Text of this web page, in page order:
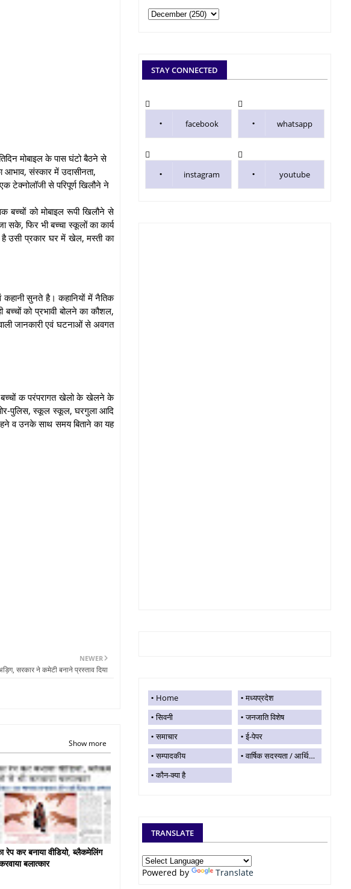
मोबाइल के पास घंटो बैठने से
आभाव, संस्कार में उदासीनता,
टेक्नोलॉजी से परिपूर्ण खिलौने ने
बच्चों को मोबाइल रूपी खिलौने से
सके, फिर भी बच्चा स्कूलों का कार्य
उसी प्रकार घर में खेल, मस्ती का
सुनते है। कहानियों में नैतिक
को प्रभावी बोलने का कौशल,
जानकारी एवं घटनाओं से अवगत
बच्चों क परंपरागत खेलो के खेलने के
पुलिस, स्कूल स्कूल, घरगुला आदि
व उनके साथ समय बिताने का यह
NEWER
सरकार ने कमेटी बनाने प्रस्ताव दिया
Show more
रेप कर बनाया वीडियो, ब्लैकमेलिंग
बलात्कार
STAY CONNECTED
facebook whatsapp
instagram youtube
Home
मध्यप्रदेश
सिवनी
जनजाति विशेष
समाचार
ई-पेपर
सम्पादकीय
वार्षिक सदस्यता / आर्थिक सहयोग
कौन-क्या है
TRANSLATE
Powered by Translate